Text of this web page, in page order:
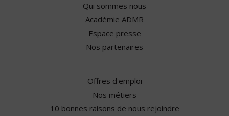
Qui sommes nous
Académie ADMR
Espace presse
Nos partenaires
Offres d'emploi
Nos métiers
10 bonnes raisons de nous rejoindre